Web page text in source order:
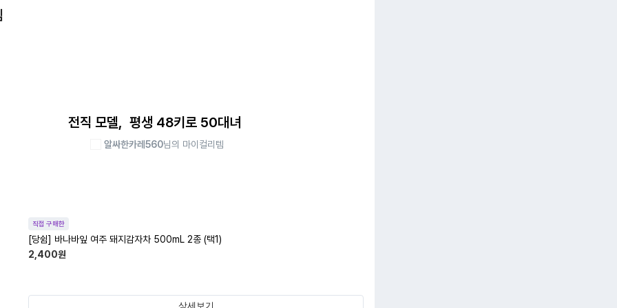
전직 모델, 평생 48키로 50대녀
알싸한카레560님의 마이컬리템
직접 구매한
[당쉼] 바나바잎 여주 돼지감자차 500mL 2종 (택1)
2,400원
상세보기